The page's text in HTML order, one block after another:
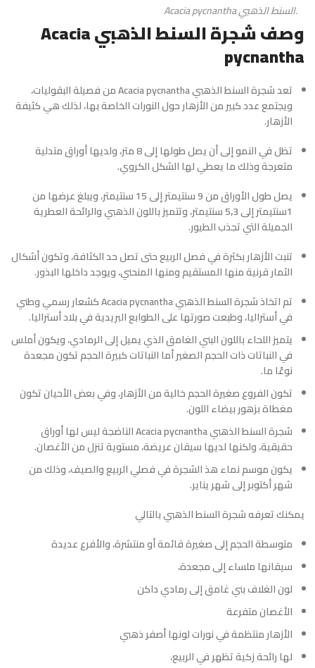
.السنط الذهبي Acacia pycnantha
وصف شجرة السنط الذهبي Acacia
pycnantha
تعد شجرة السنط الذهبي Acacia pycnantha من فصيلة البقوليات،
ويجتمع عدد كبير من الأزهار حول النورات الخاصة بها، لذلك هي كثيفة
الأزهار.
تظل في النمو إلى أن يصل طولها إلى 8 متر، ولديها أوراق متدلية
متعرجة وذلك ما يعطي لها الشكل الكروي.
يصل طول الأوراق من 9 سنتيمتر إلى 15 سنتيمتر، ويبلغ عرضها من
1سنتيمتر إلى 3‚5 سنتيمتر، وتتميز باللون الذهبي والرائحة العطرية
الجميلة التي تجذب الطيور.
تنبت الأزهار بكثرة في فصل الربيع حتى تصل حد الكثافة، وتكون أشكال
الثمار قرنية منها المستقيم ومنها المنحني، ويوجد داخلها البذور.
تم اتخاذ شجرة السنط الذهبي Acacia pycnantha كشعار رسمي وطني
في أستراليا، وطبعت صورتها على الطوابع البريدية في بلاد أستراليا.
يتميز اللحاء باللون البني الغامق الذي يميل إلى الرمادي، ويكون أملس
في النباتات ذات الحجم الصغير أما النباتات كبيرة الحجم تكون مجعدة
نوعًا ما.
تكون الفروع صغيرة الحجم خالية من الأزهار، وفي بعض الأحيان تكون
مغطاة بزهور بيضاء اللون.
شجرة السنط الذهبي Acacia pycnantha الناضجة ليس لها أوراق
حقيقية، ولكنها لديها سيقان عريضة، مستوية تنزل من الأغصان.
يكون موسم نماء هذ الشجرة في فصلي الربيع والصيف، وذلك من
شهر أكتوبر إلى شهر يناير.
يمكنك تعرفه شجرة السنط الذهبي بالتالي
متوسطة الحجم إلى صغيرة قائمة أو منتشرة، والأفرع عديدة
سيقانها ملساء إلى مجعدة،
لون الغلاف بني غامق إلى رمادي داكن
الأغصان متفرعة
الأزهار منتظمة في نورات لونها أصفر ذهبي
لها رائحة زكية تظهر في الربيع،